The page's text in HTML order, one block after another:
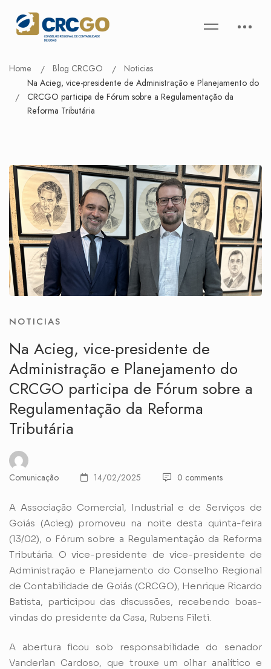
Home Blog CRCGO
Noticias
Na Acieg, vice-presidente de Administração e Planejamento do
CRCGO participa de Fórum sobre a Regulamentação da
Reforma Tributária
NOTICIAS
Na Acieg, vice-presidente de
Administração e Planejamento do
CRCGO participa de Fórum sobre a
Regulamentação da Reforma
Tributária
Comunicação 14/02/2025 0 comments
A Associação Comercial, Industrial e de Serviços de
Goiás (Acieg) promoveu na noite desta quinta-feira
(13/02), o Fórum sobre a Regulamentação da Reforma
Tributária. O vice-presidente de vice-presidente de
Administração e Planejamento do Conselho Regional
de Contabilidade de Goiás (CRCGO), Henrique Ricardo
Batista, participou das discussões, recebendo boas-
vindas do presidente da Casa, Rubens Fileti.
A abertura ficou sob responsabilidade do senador
Vanderlan Cardoso, que trouxe um olhar analítico e